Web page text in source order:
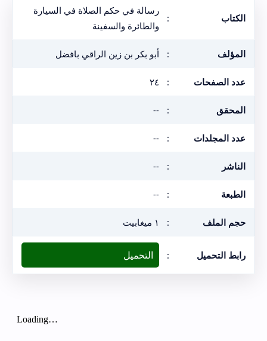
الكتاب :
رسالة في حكم الصلاة في السيارة
والطائرة والسفينة
المؤلف : أبو بكر بن زين الراقي بافضل
عدد الصفحات : ٢٤
المحقق :
--
عدد المجلدات :
--
الناشر :
--
الطبعة :
--
حجم الملف : ١ ميغابيت
رابط التحميل : التحميل